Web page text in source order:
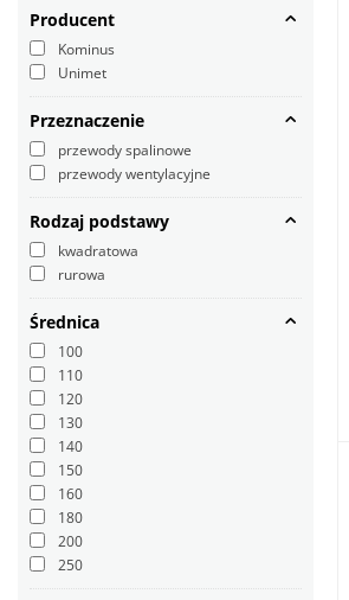
Producent
Kominus
Unimet
Przeznaczenie
przewody spalinowe
przewody wentylacyjne
Rodzaj podstawy
kwadratowa
rurowa
Średnica
100
110
120
130
140
150
160
180
200
250